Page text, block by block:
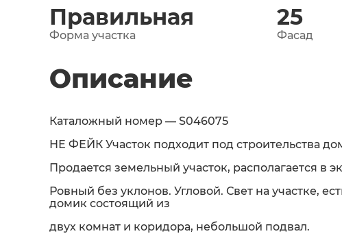
Правильная
Форма участка
25
Фасад
Описание
Каталожный номер — S046075
НЕ ФЕЙК Участок подходит под строительства
Продается земельный участок, располагается в
Ровный без уклонов. Угловой. Свет на участке,
домик состоящий из
двух комнат и коридора, небольшой подвал.